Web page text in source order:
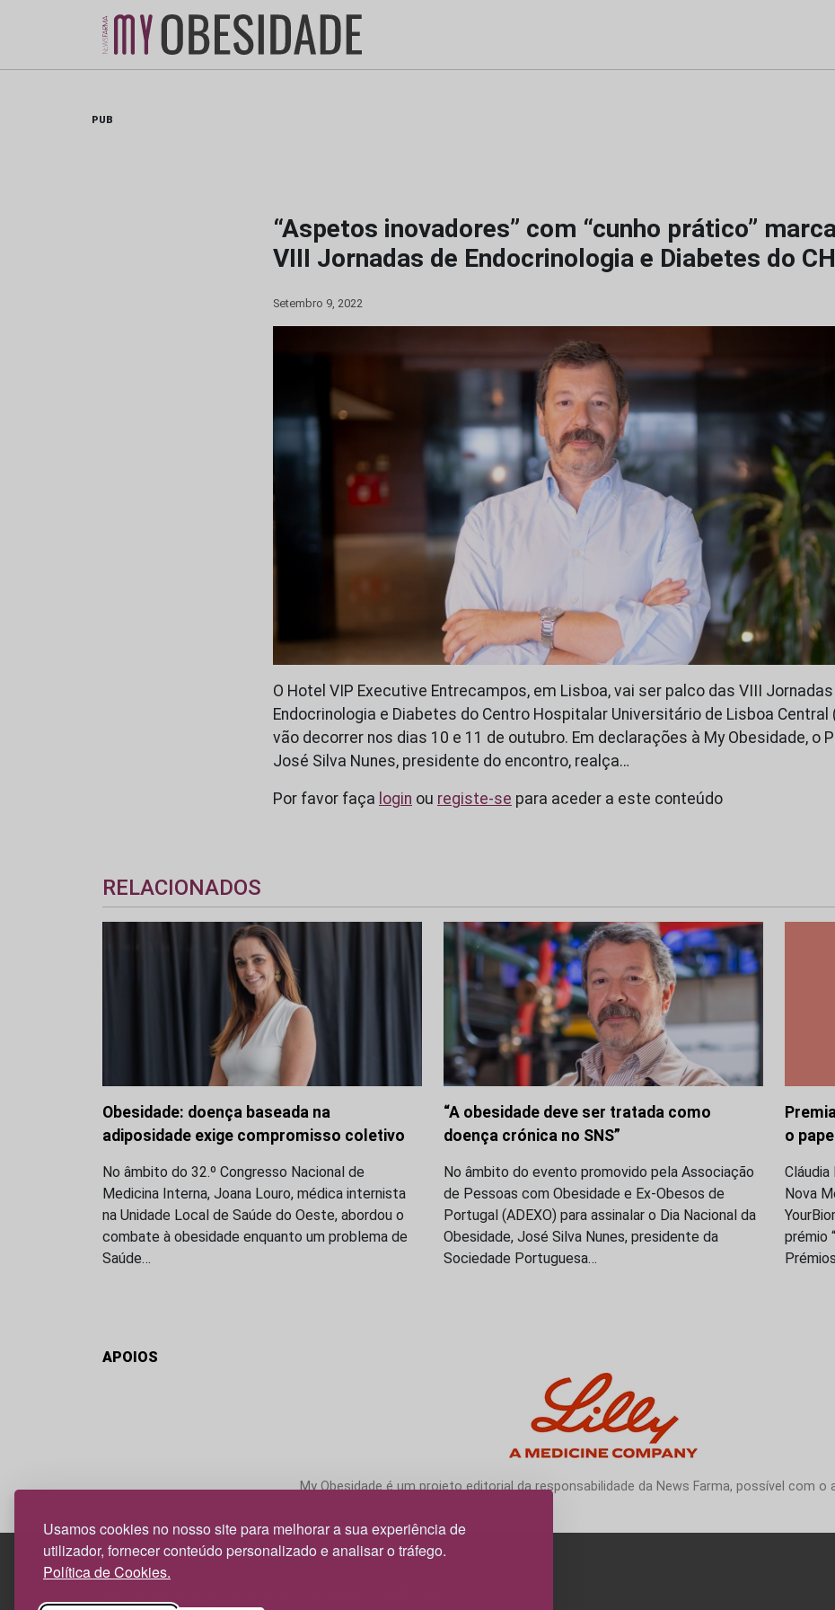
Usamos cookies no nosso site para melhorar a sua experiência de
utilizador, fornecer conteúdo personalizado e analisar o tráfego.
Política de Cookies.
PUB
“Aspetos inovadores” com “cunho prático”
VIII Jornadas de Endocrinologia e Diabetes do
Setembro 9, 2022
O Hotel VIP Executive Entrecampos, em Lisboa, vai ser palco das VIII
Endocrinologia e Diabetes do Centro Hospitalar Universitário de Lisboa Central
vão decorrer nos dias 10 e 11 de outubro. Em declarações à My Obesidade, o
José Silva Nunes, presidente do encontro, realça…
Por favor faça login ou registe-se para aceder a este conteúdo
RELACIONADOS
Obesidade: doença baseada na
adiposidade exige compromisso coletivo
No âmbito do 32.º Congresso Nacional de
Medicina Interna, Joana Louro, médica internista
na Unidade Local de Saúde do Oeste, abordou o
combate à obesidade enquanto um problema de
Saúde…
“A obesidade deve ser tratada como
doença crónica no SNS”
No âmbito do evento promovido pela Associação
de Pessoas com Obesidade e Ex-Obesos de
Portugal (ADEXO) para assinalar o Dia Nacional da
Obesidade, José Silva Nunes, presidente da
Sociedade Portuguesa…
o
Nova
prémio
APOIOS
My Obesidade é um projeto editorial da responsabilidade da News Farma, possível com o